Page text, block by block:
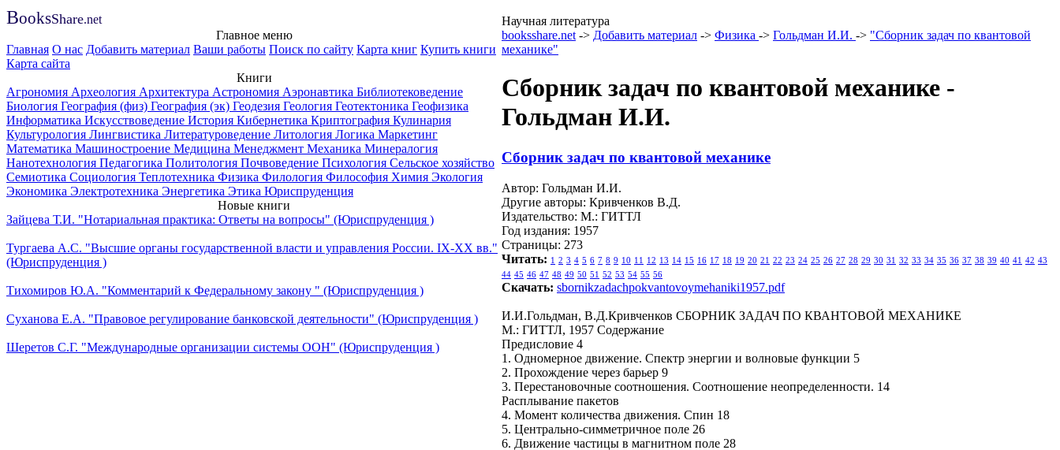
BooksShare.net
Научная литература
Главное меню
Главная О нас Добавить материал Ваши работы Поиск по сайту Карта книг Купить книги
Карта сайта
Книги
Агрономия Археология Архитектура Астрономия Аэронавтика Библиотековедение
Биология География (физ) География (эк) Геодезия Геология Геотектоника Геофизика
Информатика Искусствоведение История Кибернетика Криптография Кулинария
Культурология Лингвистика Литературоведение Литология Логика Маркетинг
Математика Машиностроение Медицина Менеджмент Механика Минералогия
Нанотехнология Педагогика Политология Почвоведение Психология Сельское хозяйство
Семиотика Социология Теплотехника Физика Филология Философия Химия Экология
Экономика Электротехника Энергетика Этика Юриспруденция
Новые книги
Зайцева Т.И. "Нотариальная практика: Ответы на вопросы" (Юриспруденция )
Тургаева А.С. "Высшие органы государственной власти и управления России. IХ-ХХ вв."
(Юриспруденция )
Тихомиров Ю.А. "Комментарий к Федеральному закону " (Юриспруденция )
Суханова Е.А. "Правовое регулирование банковской деятельности" (Юриспруденция )
Шеретов С.Г. "Международные организации системы ООН" (Юриспруденция )
booksshare.net -> Добавить материал -> Физика -> Гольдман И.И. -> "Сборник задач по квантовой
механике"
Сборник задач по квантовой механике -
Гольдман И.И.
Сборник задач по квантовой механике
Автор: Гольдман И.И.
Другие авторы: Кривченков В.Д.
Издательство: М.: ГИТТЛ
Год издания: 1957
Страницы: 273
Читать: 1 2 3 4 5 6 7 8 9 10 11 12 13 14 15 16 17 18 19 20 21 22 23 24 25 26 27 28 29 30 31 32 33 34 35 36 37 38 39 40 41 42 43
44 45 46 47 48 49 50 51 52 53 54 55 56
Скачать: sbornikzadachpokvantovoymehaniki1957.pdf
И.И.Гольдман, В.Д.Кривченков СБОРНИК ЗАДАЧ ПО КВАНТОВОЙ МЕХАНИКЕ
М.: ГИТТЛ, 1957 Содержание
Предисловие 4
1. Одномерное движение. Спектр энергии и волновые функции 5
2. Прохождение через барьер 9
3. Перестановочные соотношения. Соотношение неопределенности. 14
Расплывание пакетов
4. Момент количества движения. Спин 18
5. Центрально-симметричное поле 26
6. Движение частицы в магнитном поле 28